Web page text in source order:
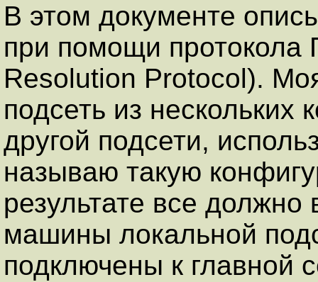
В этом документе
при помощи протокола
Resolution Protocol).
подсеть из
другой подсети,
называю такую
результате все должно
машины локальной
подключены к главной